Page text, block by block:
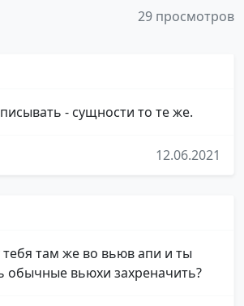
29 просмотров
- сущности то те же.
12.06.2021
там же во вьюв апи и ты
обычные вьюхи захреначить?